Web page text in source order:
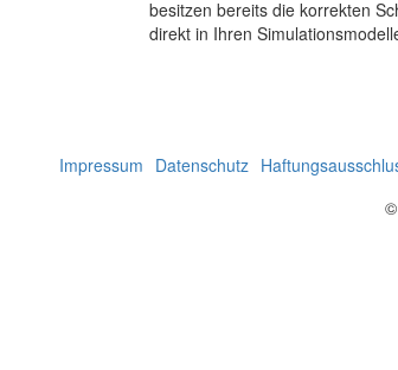
besitzen bereits die korrekten
direkt in Ihren
Impressum Datenschutz